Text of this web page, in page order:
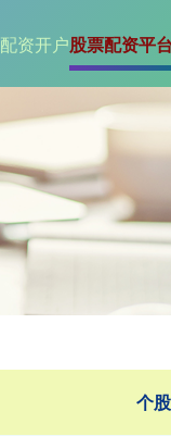
配资开户股票配资平台
个